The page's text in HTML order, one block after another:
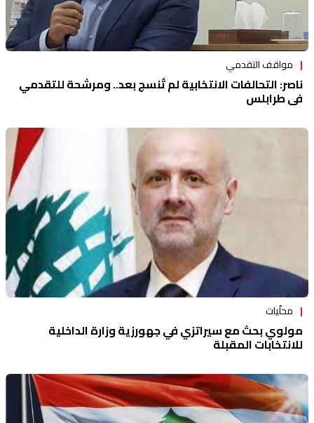
مواقف التقدمي
ناصر: التحالفات الانتخابية لم تُنسج بعد.. ومرشحة للتقدمي
في طرابلس
محلّيات
مولوي بحث مع سيراتزي في جهورزية وزارة الداخلية
للانتخابات المقبلة